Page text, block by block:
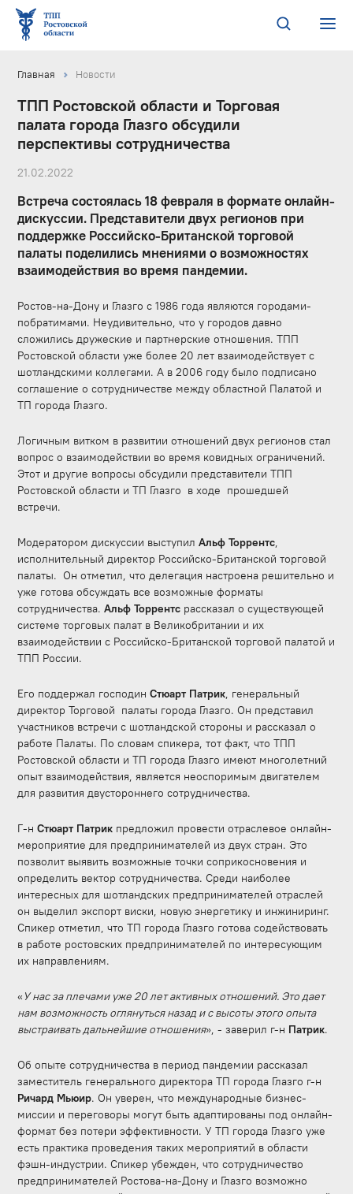
Главная Новости
ТПП Ростовской области и Торговая
палата города Глазго обсудили
перспективы сотрудничества
21.02.2022
Встреча состоялась 18 февраля в формате онлайн-
дискуссии. Представители двух регионов при
поддержке Российско-Британской торговой
палаты поделились мнениями о возможностях
взаимодействия во время пандемии.
Ростов-на-Дону и Глазго с 1986 года являются городами-
побратимами. Неудивительно, что у городов давно
сложились дружеские и партнерские отношения. ТПП
Ростовской области уже более 20 лет взаимодействует с
шотландскими коллегами. А в 2006 году было подписано
соглашение о сотрудничестве между областной Палатой и
ТП города Глазго.
Логичным витком в развитии отношений двух регионов стал
вопрос о взаимодействии во время ковидных ограничений.
Этот и другие вопросы обсудили представители ТПП
Ростовской области и ТП Глазго в ходе прошедшей
встречи.
Модератором дискуссии выступилАльф Торрентс,
исполнительный директор Российско-Британской торговой
палаты. Он отметил, что делегация настроена решительно и
уже готова обсуждать все возможные форматы
сотрудничества.Альф Торрентс рассказал о существующей
системе торговых палат в Великобритании и их
взаимодействии с Российско-Британской торговой палатой и
ТПП России.
Его поддержал господинСтюарт Патрик, генеральный
директор Торговой палаты города Глазго. Он представил
участников встречи с шотландской стороны и рассказал о
работе Палаты. По словам спикера, тот факт, что ТПП
Ростовской области и ТП города Глазго имеют многолетний
опыт взаимодействия, является неоспоримым двигателем
для развития двустороннего сотрудничества.
Г-нСтюарт Патрик предложил провести отраслевое онлайн-
мероприятие для предпринимателей из двух стран. Это
позволит выявить возможные точки соприкосновения и
определить вектор сотрудничества. Среди наиболее
интересных для шотландских предпринимателей отраслей
он выделил экспорт виски, новую энергетику и инжиниринг.
Спикер отметил, что ТП города Глазго готова содействовать
в работе ростовских предпринимателей по интересующим
их направлениям.
« У нас за плечами уже 20 лет активных отношений. Это дает
нам возможность оглянуться назад и с высоты этого опыта
выстраивать дальнейшие отношения», - заверил г-н Патрик.
Об опыте сотрудничества в период пандемии рассказал
заместитель генерального директора ТП города Глазго г-н
Ричард Мьюир. Он уверен, что международные бизнес-
миссии и переговоры могут быть адаптированы под онлайн-
формат без потери эффективности. У ТП города Глазго уже
есть практика проведения таких мероприятий в области
фэшн-индустрии. Спикер убежден, что сотрудничество
предпринимателей Ростова-на-Дону и Глазго возможно